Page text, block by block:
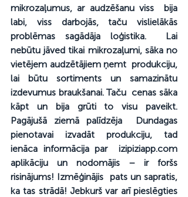
mikrozaļumus, ar audzēšanu viss  bija
labi, viss darbojās, taču vislielākās
problēmas sagādāja loģistika.  Lai
nebūtu jāved tikai mikrozaļumi, sāka no
vietējem audzētājiem ņemt  produkciju,
lai būtu sortiments un samazinātu
izdevumus braukšanai. Taču  cenas sāka
kāpt un bija grūti to visu paveikt.
Pagājušā ziemā palīdzēja  Dundagas
pienotavai izvadāt produkciju, tad
ienāca informācija par  izipiziapp.com
aplikāciju un nodomājis – ir foršs
risinājums! Izmēģinājis  pats un sapratis,
ka tas strādā! Jebkurš var arī pieslēgties